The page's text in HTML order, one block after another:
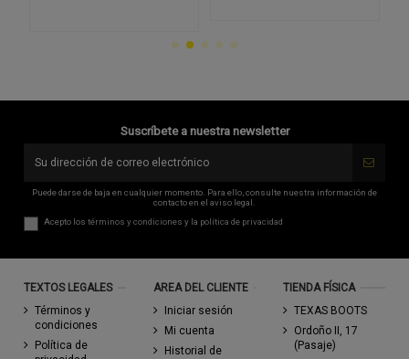
Suscríbete a nuestra newsletter
Puede darse de baja en cualquier momento. Para ello, consulte nuestra información de
contacto en el aviso legal.
Acepto lostérminos y condiciones y la política de privacidad
TEXTOS LEGALES
Términos y
condiciones
Política de
AREA DEL CLIENTE
Iniciar sesión
Mi cuenta
Historial de
TIENDA FÍSICA
TEXAS BOOTS
Ordoño II, 17
(Pasaje)